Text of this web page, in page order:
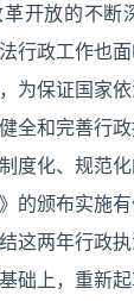
开放的不断
行政工作也
为保证国家依
全和完善行
度化、规范化
的颁布实施
这两年行政执
础上，重新